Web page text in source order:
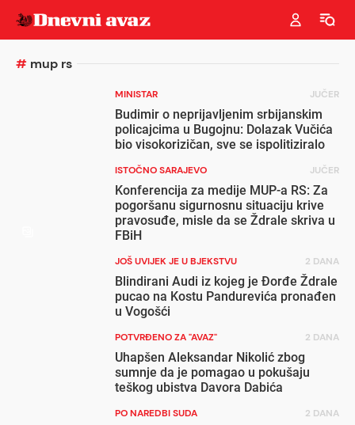
# mup rs
MINISTAR JUČER
Budimir o neprijavljenim srbijanskim
policajcima u Bugojnu: Dolazak Vučića
bio visokorizičan, sve se ispolitiziralo
ISTOČNO SARAJEVO JUČER
Konferencija za medije MUP-a RS: Za
pogoršanu sigurnosnu situaciju krive
pravosuđe, misle da se Ždrale skriva u
FBiH
JOŠ UVIJEK JE U BJEKSTVU 2 DANA
Blindirani Audi iz kojeg je Đorđe Ždrale
pucao na Kostu Pandurevića pronađen
u Vogošći
POTVRĐENO ZA "AVAZ" 2 DANA
Uhapšen Aleksandar Nikolić zbog
sumnje da je pomagao u pokušaju
teškog ubistva Davora Dabića
PO NAREDBI SUDA 2 DANA